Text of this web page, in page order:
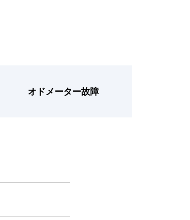
オドメーター故障